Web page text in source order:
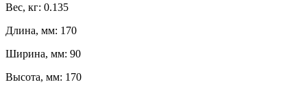
Вес, кг: 0.135
Длина, мм: 170
Ширина, мм: 90
Высота, мм: 170